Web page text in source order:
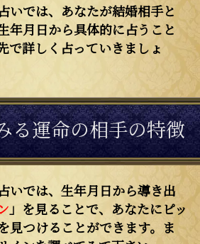
いでは、あなたが結婚相手と
年月日から具体的に占うこと
で詳しく占っていきましょ
る運命の相手の特徴
いでは、生年月日から導き出
」を見ることで、あなたにピッ
見つけることができます。ま